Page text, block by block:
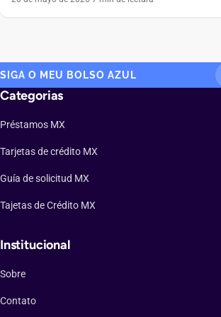
SIGA O MEU BOLSO AZUL
Categorias
Préstamos MX
Tarjetas de crédito MX
Guía de solicitud MX
Tajetas de Crédito MX
Institucional
Sobre
Contato